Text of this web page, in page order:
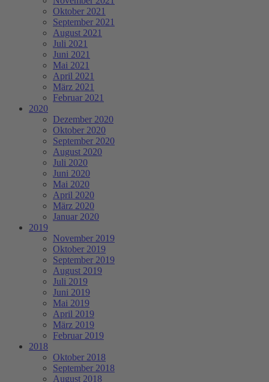
Oktober 2021
September 2021
August 2021
Juli 2021
Juni 2021
Mai 2021
April 2021
März 2021
Februar 2021
2020
Dezember 2020
Oktober 2020
September 2020
August 2020
Juli 2020
Juni 2020
Mai 2020
April 2020
März 2020
Januar 2020
2019
November 2019
Oktober 2019
September 2019
August 2019
Juli 2019
Juni 2019
Mai 2019
April 2019
März 2019
Februar 2019
2018
Oktober 2018
September 2018
August 2018